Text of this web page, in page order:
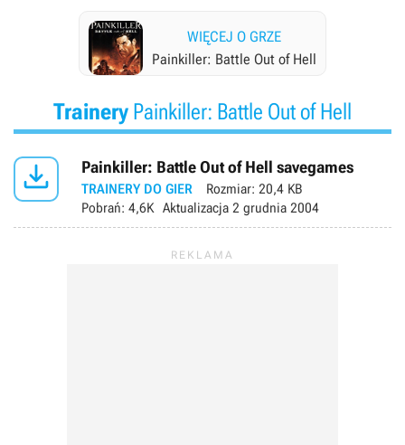
WIĘCEJ O GRZE
Painkiller: Battle Out of Hell
Trainery Painkiller: Battle Out of Hell
 Painkiller: Battle Out of Hell savegames
TRAINERY DO GIER Rozmiar: 20,4 KB
Pobrań: 4,6K Aktualizacja 2 grudnia 2004